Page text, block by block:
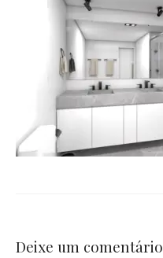
Deixe um comentário